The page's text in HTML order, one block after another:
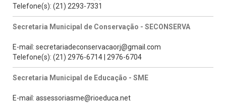
Telefone(s): (21) 2293-7331
Secretaria Municipal de Conservação - SECONSERVA
E-mail: secretariadeconservacaorj@gmail.com
Telefone(s): (21) 2976-6714 | 2976-6704
Secretaria Municipal de Educação - SME
E-mail: assessoriasme@rioeduca.net